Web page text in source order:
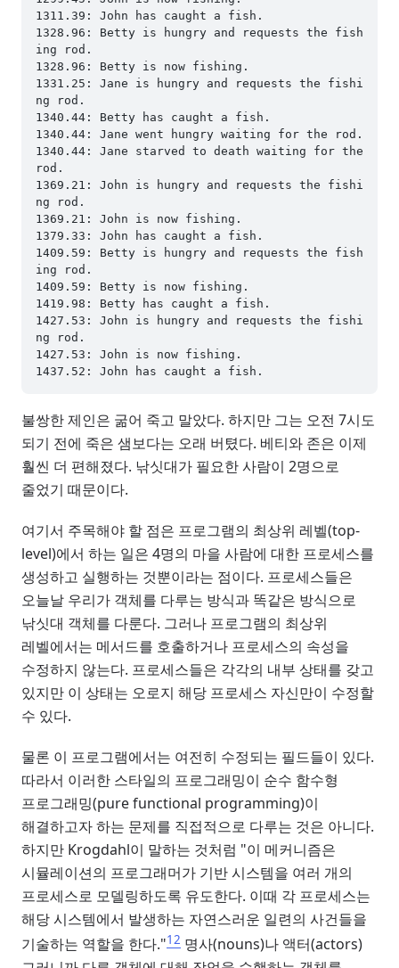
1311.39: John has caught a fish.
1328.96: Betty is hungry and requests the fish
ing rod.
1328.96: Betty is now fishing.
1331.25: Jane is hungry and requests the fishi
ng rod.
1340.44: Betty has caught a fish.
1340.44: Jane went hungry waiting for the rod.
1340.44: Jane starved to death waiting for the
rod.
1369.21: John is hungry and requests the fishi
ng rod.
1369.21: John is now fishing.
1379.33: John has caught a fish.
1409.59: Betty is hungry and requests the fish
ing rod.
1409.59: Betty is now fishing.
1419.98: Betty has caught a fish.
1427.53: John is hungry and requests the fishi
ng rod.
1427.53: John is now fishing.
불쌍한 제인은 굶어 죽고 말았다. 하지만 그는 오전 7시도
되기 전에 죽은 샘보다는 오래 버텼다. 베티와 존은 이제
훨씬 더 편해졌다. 낚싯대가 필요한 사람이 2명으로
줄었기 때문이다.
여기서 주목해야 할 점은 프로그램의 최상위 레벨(top-
level)에서 하는 일은 4명의 마을 사람에 대한 프로세스를
생성하고 실행하는 것뿐이라는 점이다. 프로세스들은
오늘날 우리가 객체를 다루는 방식과 똑같은 방식으로
낚싯대 객체를 다룬다. 그러나 프로그램의 최상위
레벨에서는 메서드를 호출하거나 프로세스의 속성을
수정하지 않는다. 프로세스들은 각각의 내부 상태를 갖고
있지만 이 상태는 오로지 해당 프로세스 자신만이 수정할
수 있다.
물론 이 프로그램에서는 여전히 수정되는 필드들이 있다.
따라서 이러한 스타일의 프로그래밍이 순수 함수형
프로그래밍(pure functional programming)이
해결하고자 하는 문제를 직접적으로 다루는 것은 아니다.
하지만 Krogdahl이 말하는 것처럼 "이 메커니즘은
시뮬레이션의 프로그래머가 기반 시스템을 여러 개의
프로세스로 모델링하도록 유도한다. 이때 각 프로세스는
해당 시스템에서 발생하는 자연스러운 일련의 사건들을
기술하는 역할을 한다."12 명사(nouns)나 액터(actors)